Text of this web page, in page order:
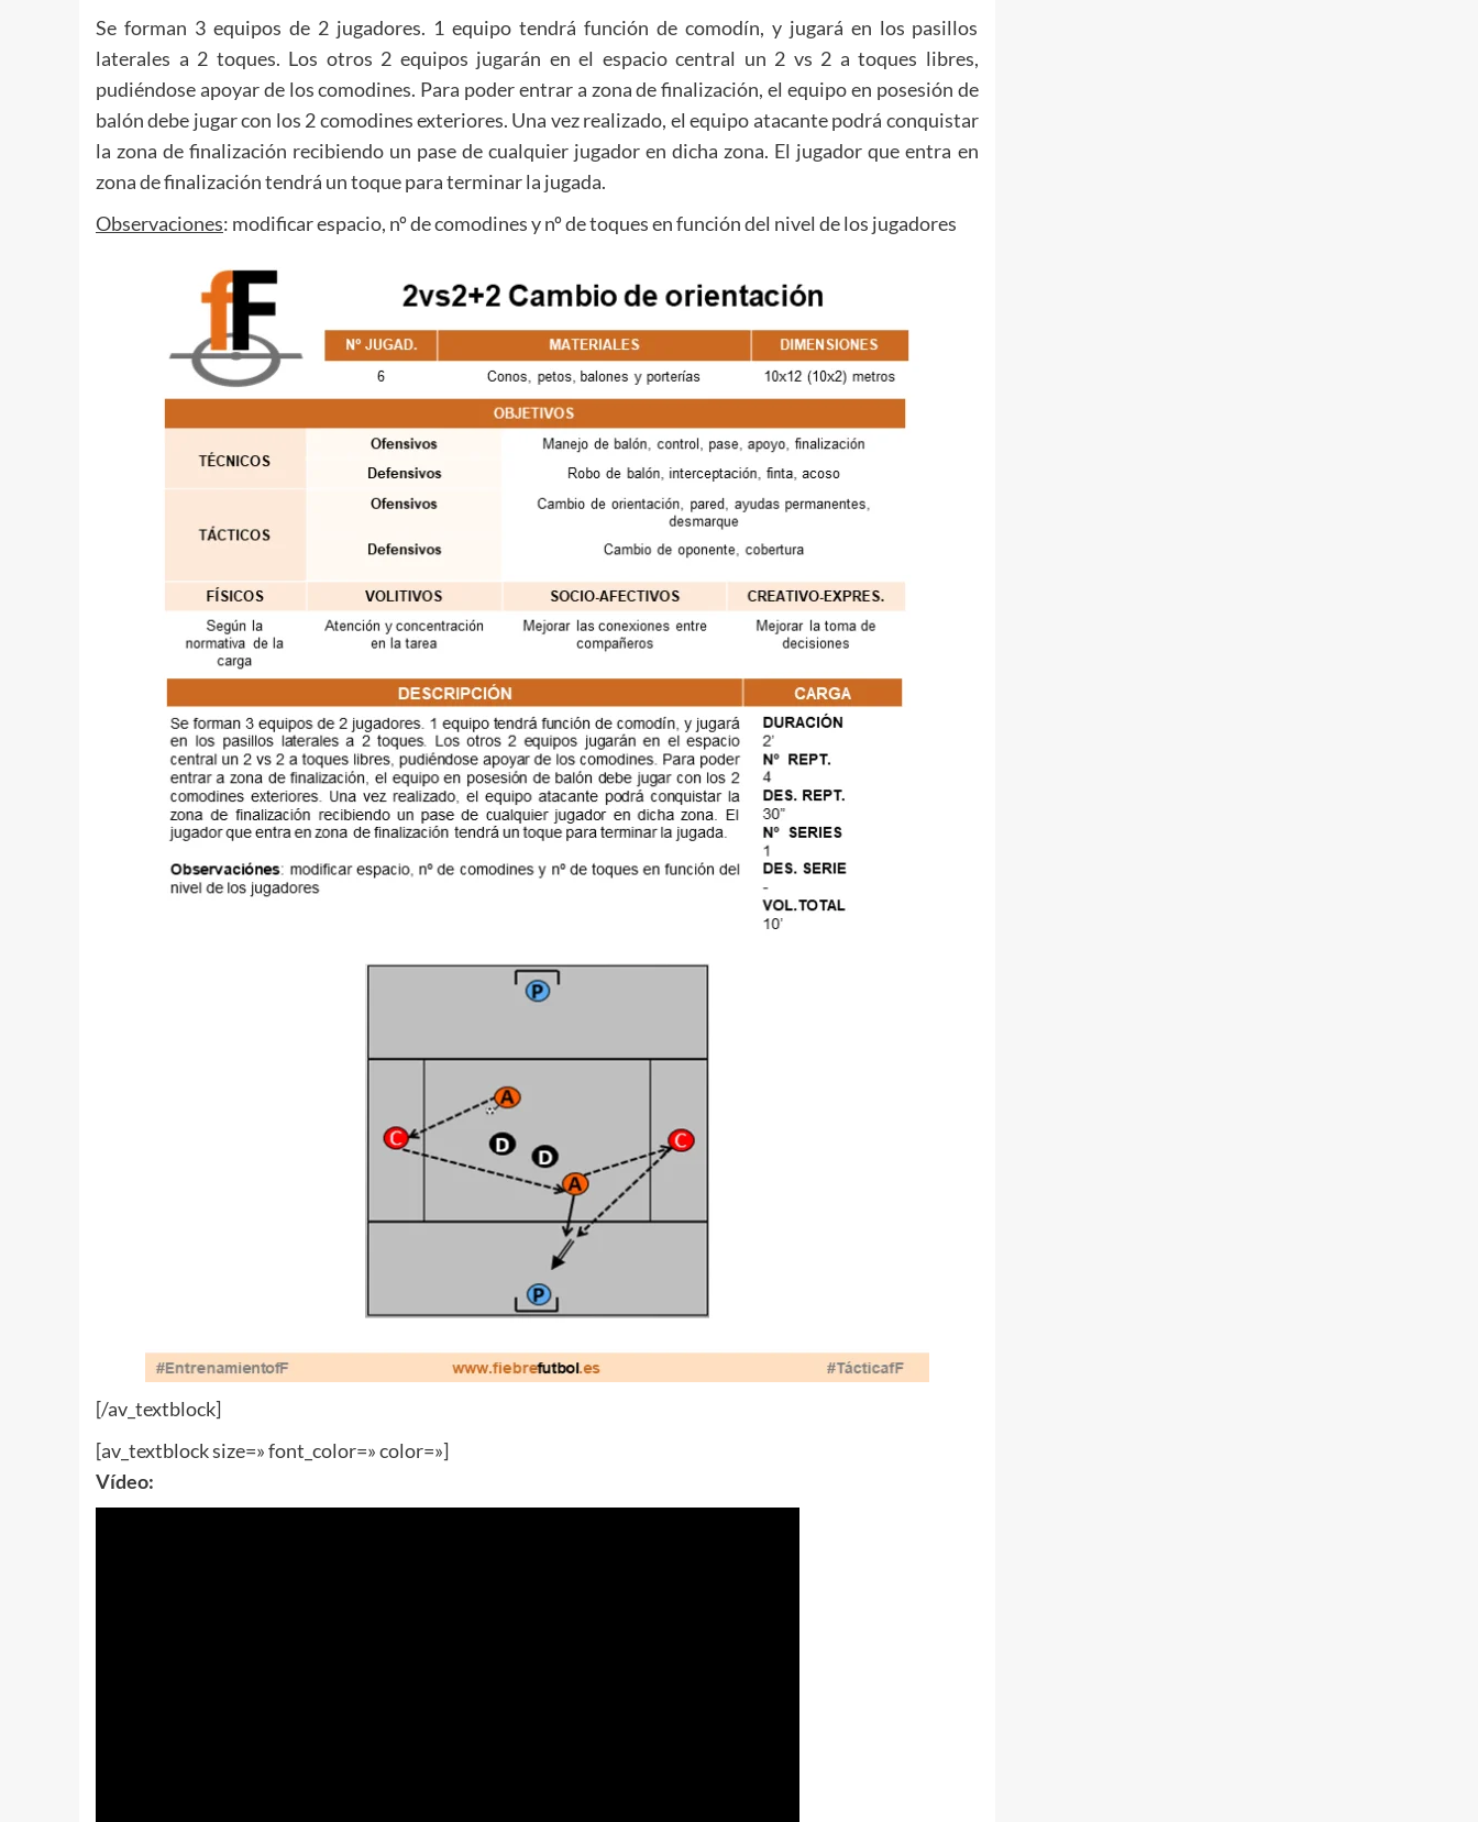
Se forman 3 equipos de 2 jugadores. 1 equipo tendrá función de comodín, y jugará en los pasillos
laterales a 2 toques. Los otros 2 equipos jugarán en el espacio central un 2 vs 2 a toques libres,
pudiéndose apoyar de los comodines. Para poder entrar a zona de finalización, el equipo en posesión de
balón debe jugar con los 2 comodines exteriores. Una vez realizado, el equipo atacante podrá conquistar
la zona de finalización recibiendo un pase de cualquier jugador en dicha zona. El jugador que entra en
zona de finalización tendrá un toque para terminar la jugada.
Observaciones: modificar espacio, nº de comodines y nº de toques en función del nivel de los jugadores
[/av_textblock]
[av_textblock size=» font_color=» color=»]
Vídeo: